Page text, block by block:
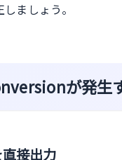
ましょう。
が発生
接出力